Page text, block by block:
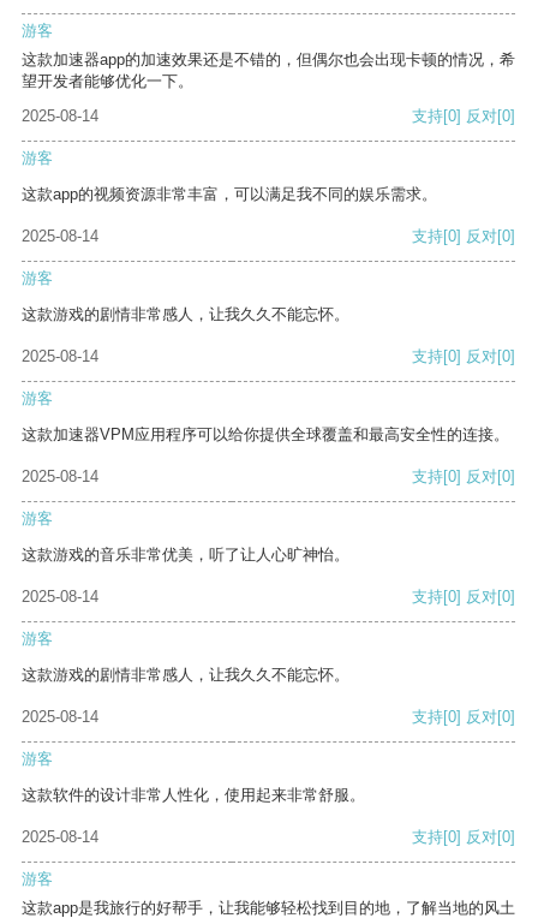
游客
这款加速器app的加速效果还是不错的，但偶尔也会出现卡顿的情况，希
望开发者能够优化一下。
2025-08-14
支持[0] 反对[0]
游客
这款app的视频资源非常丰富，可以满足我不同的娱乐需求。
2025-08-14 支持[0] 反对[0]
游客
这款游戏的剧情非常感人，让我久久不能忘怀。
2025-08-14 支持[0] 反对[0]
游客
这款加速器VPM应用程序可以给你提供全球覆盖和最高安全性的连接。
2025-08-14 支持[0] 反对[0]
游客
这款游戏的音乐非常优美，听了让人心旷神怡。
2025-08-14 支持[0] 反对[0]
游客
这款游戏的剧情非常感人，让我久久不能忘怀。
2025-08-14 支持[0] 反对[0]
游客
这款软件的设计非常人性化，使用起来非常舒服。
2025-08-14 支持[0] 反对[0]
游客
这款app是我旅行的好帮手，让我能够轻松找到目的地，了解当地的风土